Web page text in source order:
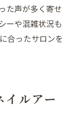
た声が多く寄せ
ーや混雑状況も
合ったサロンを
イルアー